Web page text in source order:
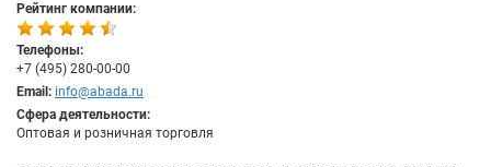
Рейтинг компании:
Телефоны:
+7 (495) 280-00-00
Email: info@abada.ru
Сфера деятельности:
Оптовая и розничная торговля